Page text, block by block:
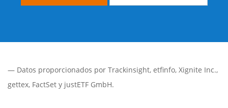
— Datos proporcionados por Trackinsight, etfinfo, Xignite Inc.,
gettex, FactSet y justETF GmbH.